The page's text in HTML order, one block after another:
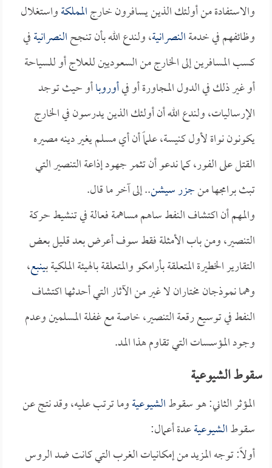
والاستفادة من أولئك الذين يسافرون خارجالمملكةواستغلال
وظائفهم في خدمةالنصرانية، ولندع الله بأن تنجحالنصرانيةفي
كسب المسافرين إلى الخارج من السعوديين للعلاج أو للسياحة
أو غير ذلك في الدول المجاورة أو فيأوروباأو حيث توجد
الإرساليات، ولندع الله أن أولئك الذين يدرسون في الخارج
يكونون نواة لأول كنيسة، علماً أن أي مسلم يغير دينه مصيره
القتل على الفور، كما ندعو أن تثمر جهود إذاعة التنصير التي
تبث برامجها منجزر سيشن.. إلى آخر ما قال.
والمهم أن اكتشاف النفط ساهم مساهمة فعالة في تنشيط حركة
التنصير، ومن باب الأمثلة فقط سوف أعرض بعد قليل بعض
التقارير الخطيرة المتعلقة بأرامكو والمتعلقة بالهيئة الملكية بينبع،
وهما نموذجان مختاران لا غير من الآثار التي أحدثها اكتشاف
النفط في توسيع رقعة التنصير، خاصة مع غفلة المسلمين وعدم
وجود المؤسسات التي تقاوم هذا المد.
سقوط الشيوعية
المؤثر الثاني: هو سقوطالشيوعيةوما ترتب عليه، وقد نتج عن
سقوطالشيوعيةعدة أعمال:
أولاً: توجه المزيد من إمكانيات الغرب التي كانت ضد الروس